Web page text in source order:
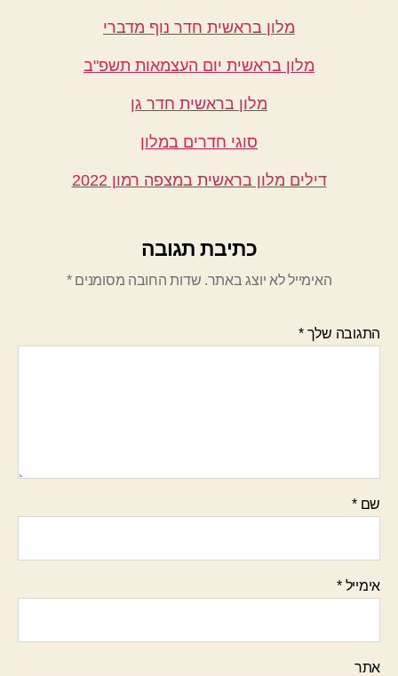
מלון בראשית חדר נוף מדברי
מלון בראשית יום העצמאות תשפ"ב
מלון בראשית חדר גן
סוגי חדרים במלון
דילים מלון בראשית במצפה רמון 2022
כתיבת תגובה
האימייל לא יוצג באתר. שדות החובה מסומנים*
התגובה שלך*
שם*
אימייל*
אתר